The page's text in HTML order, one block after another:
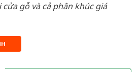
gỗ và cả phân khúc giá